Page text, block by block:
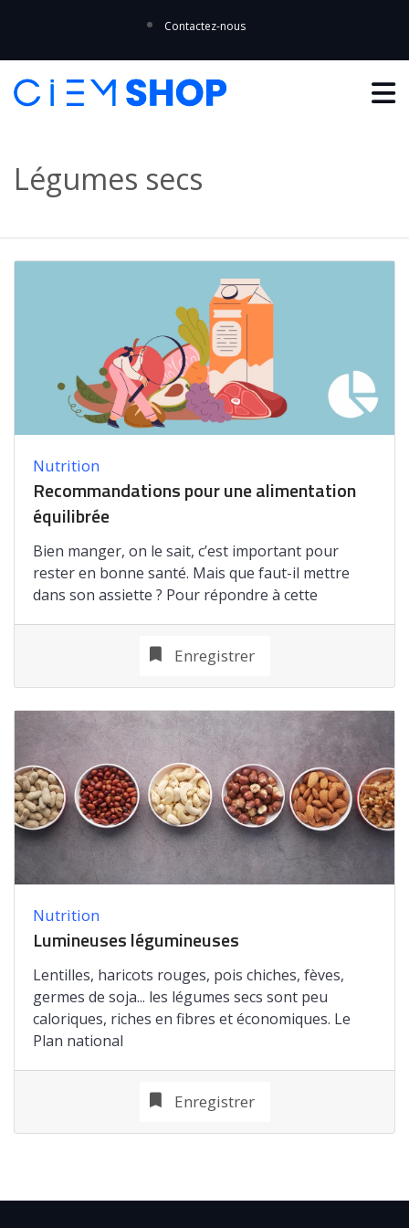
Contactez-nous
Légumes secs
Nutrition
Recommandations pour une alimentation
équilibrée
Bien manger, on le sait, c’est important pour
rester en bonne santé. Mais que faut-il mettre
dans son assiette ? Pour répondre à cette
Enregistrer
Nutrition
Lumineuses légumineuses
Lentilles, haricots rouges, pois chiches, fèves,
germes de soja... les légumes secs sont peu
caloriques, riches en fibres et économiques. Le
Plan national
Enregistrer